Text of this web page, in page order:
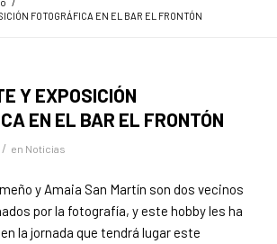
FOTOGRÁFICA EN EL BAR EL FRONTÓN
Y EXPOSICIÓN
EN EL BAR EL FRONTÓN
/ en Noticias
y Amaia San Martín son dos vecinos
por la fotografía, y este hobby les ha
la jornada que tendrá lugar este